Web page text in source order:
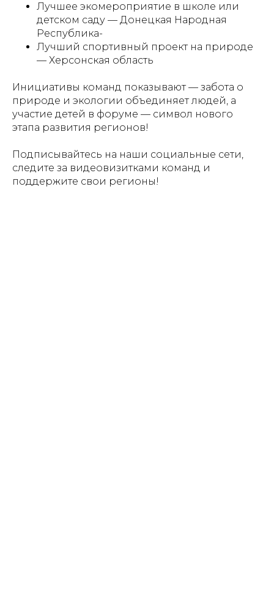
Лучшее экомероприятие в школе или
детском саду — Донецкая Народная
Республика-
Лучший спортивный проект на природе
— Херсонская область
Инициативы команд показывают — забота о
природе и экологии объединяет людей, а
участие детей в форуме — символ нового
этапа развития регионов!
Подписывайтесь на наши социальные сети,
следите за видеовизитками команд и
поддержите свои регионы!